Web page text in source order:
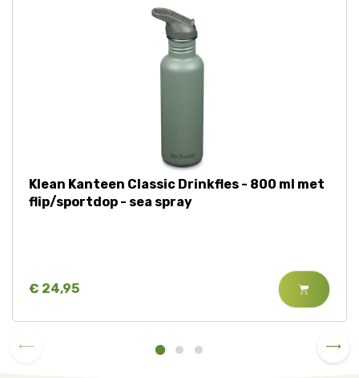
Klean Kanteen Classic Drinkfles - 800 ml met
flip/sportdop - sea spray
€ 24,95